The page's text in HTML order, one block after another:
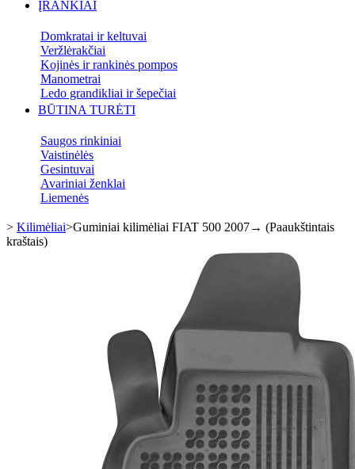
ĮRANKIAI
Domkratai ir keltuvai
Veržlėrakčiai
Kojinės ir rankinės pompos
Manometrai
Ledo grandikliai ir šepečiai
BŪTINA TURĖTI
Saugos rinkiniai
Vaistinėlės
Gesintuvai
Avariniai ženklai
Liemenės
> Kilimėliai>Guminiai kilimėliai FIAT 500 2007→ (Paaukštintais
kraštais)